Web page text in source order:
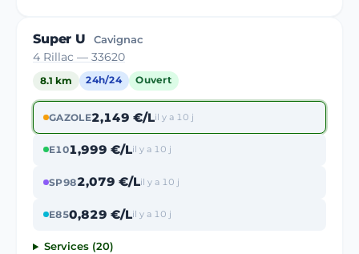
Super U Cavignac
4 Rillac — 33620
8.1 km 24h/24 Ouvert
GAZOLE2,149 €/Lil y a 10 j
E101,999 €/Lil y a 10 j
SP982,079 €/Lil y a 10 j
E850,829 €/Lil y a 10 j
Services (20)